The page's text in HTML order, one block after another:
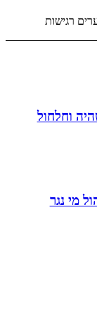
רגישות
וחלחול
מי נגר